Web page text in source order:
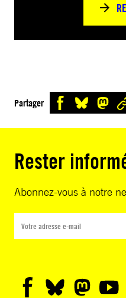
Partager
Rester
Abonnez-vous à notre